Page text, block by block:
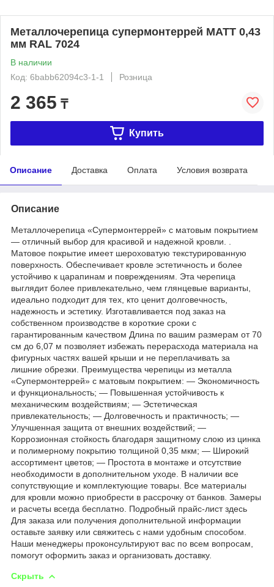
Металлочерепица супермонтеррей МАТТ 0,43
мм RAL 7024
В наличии
Код: 6babb62094c3-1-1
Розница
2 365 ₸
Купить
Описание Доставка Оплата Условия возврата
Описание
Металлочерепица «Супермонтеррей» с матовым покрытием
— отличный выбор для красивой и надежной кровли. .
Матовое покрытие имеет шероховатую текстурированную
поверхность. Обеспечивает кровле эстетичность и более
устойчиво к царапинам и повреждениям. Эта черепица
выглядит более привлекательно, чем глянцевые варианты,
идеально подходит для тех, кто ценит долговечность,
надежность и эстетику. Изготавливается под заказ на
собственном производстве в короткие сроки с
гарантированным качеством Длина по вашим размерам от 70
см до 6,07 м позволяет избежать перерасхода материала на
фигурных частях вашей крыши и не переплачивать за
лишние обрезки. Преимущества черепицы из металла
«Супермонтеррей» с матовым покрытием: — Экономичность
и функциональность; — Повышенная устойчивость к
механическим воздействиям; — Эстетическая
привлекательность; — Долговечность и практичность; —
Улучшенная защита от внешних воздействий; —
Коррозионная стойкость благодаря защитному слою из цинка
и полимерному покрытию толщиной 0,35 мкм; — Широкий
ассортимент цветов; — Простота в монтаже и отсутствие
необходимости в дополнительном уходе. В наличии все
сопутствующие и комплектующие товары. Все материалы
для кровли можно приобрести в рассрочку от банков. Замеры
и расчеты всегда бесплатно. Подробный прайс-лист здесь
Для заказа или получения дополнительной информации
оставьте заявку или свяжитесь с нами удобным способом.
Наши менеджеры проконсультируют вас по всем вопросам,
помогут оформить заказ и организовать доставку.
Скрыть